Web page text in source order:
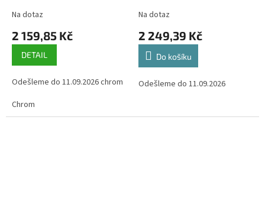
Na dotaz
2 159,85 Kč
DETAIL
Odešleme do 11.09.2026 chrom
Chrom
Na dotaz
2 249,39 Kč
Do košíku
Odešleme do 11.09.2026